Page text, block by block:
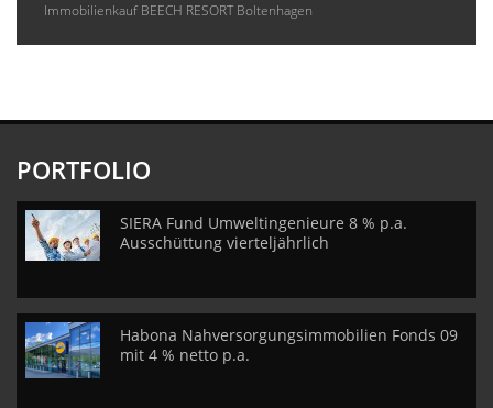
Immobilienkauf BEECH RESORT Boltenhagen
PORTFOLIO
SIERA Fund Umweltingenieure 8 % p.a.
Ausschüttung vierteljährlich
Habona Nahversorgungsimmobilien Fonds 09
mit 4 % netto p.a.